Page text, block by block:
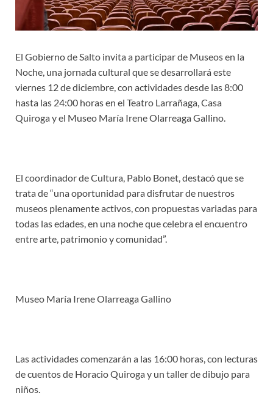
El Gobierno de Salto invita a participar de Museos en la
Noche, una jornada cultural que se desarrollará este
viernes 12 de diciembre, con actividades desde las 8:00
hasta las 24:00 horas en el Teatro Larrañaga, Casa
Quiroga y el Museo María Irene Olarreaga Gallino.
El coordinador de Cultura, Pablo Bonet, destacó que se
trata de “una oportunidad para disfrutar de nuestros
museos plenamente activos, con propuestas variadas para
todas las edades, en una noche que celebra el encuentro
entre arte, patrimonio y comunidad”.
Museo María Irene Olarreaga Gallino
Las actividades comenzarán a las 16:00 horas, con lecturas
de cuentos de Horacio Quiroga y un taller de dibujo para
niños.